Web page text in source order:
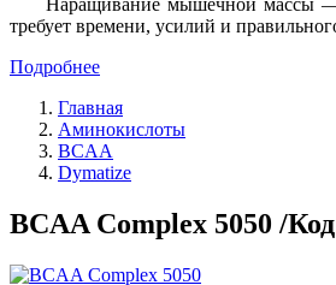
требует времени, усилий и
Подробнее
Главная
Аминокислоты
BCAA
Dymatize
BCAA Complex 5050 /